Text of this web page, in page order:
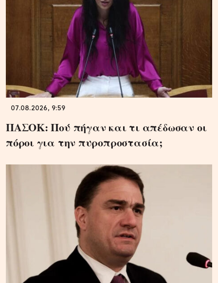
07.08.2026, 9:59
ΠΑΣΟΚ: Πού πήγαν και τι απέδωσαν οι
πόροι για την πυροπροστασία;